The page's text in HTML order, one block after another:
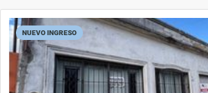
NUEVO INGRESO